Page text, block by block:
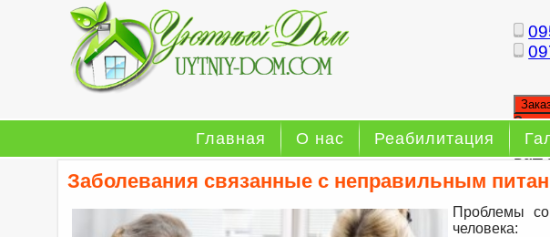
Ваш
Главная О нас Реабилитация
Заболевания связанные с неправильным
Проблемы
человека: